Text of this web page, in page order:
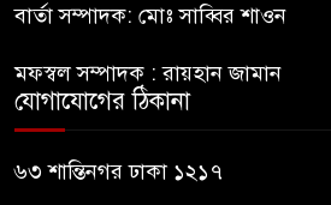
বহিষ্কৃত
দিলেন
বার্তা সম্পাদক: মোঃ সাব্বির শাওন
মফস্বল সম্পাদক : রায়হান জামান
যোগাযোগের ঠিকানা
৬৩ শান্তিনগর ঢাকা ১২১৭